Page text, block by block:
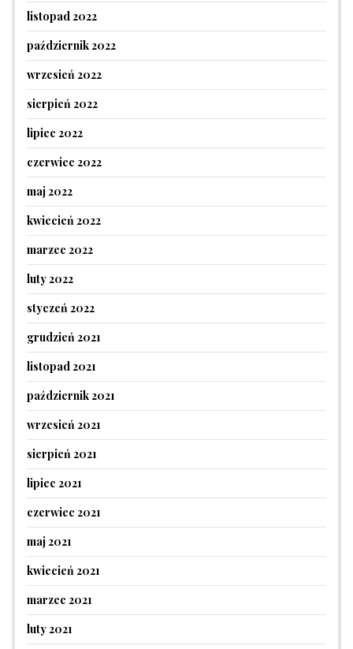
listopad 2022
październik 2022
wrzesień 2022
sierpień 2022
lipiec 2022
czerwiec 2022
maj 2022
kwiecień 2022
marzec 2022
luty 2022
styczeń 2022
grudzień 2021
listopad 2021
październik 2021
wrzesień 2021
sierpień 2021
lipiec 2021
czerwiec 2021
maj 2021
kwiecień 2021
marzec 2021
luty 2021